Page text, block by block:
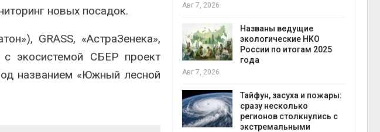
новых посадок.
GRASS, «АстраЗенека»,
с экосистемой СБЕР проект
названием «Южный лесной
Авг 7, 2026
Дом из старых шин
кондиционера и почти
без отопления
Авг 7, 2026
Авг 7, 2026
Названы ведущие
экологические НКО
России по итогам 2025
года
Авг 7, 2026
Тайфун, засуха и пожары:
сразу несколько
регионов столкнулись с
экстремальными